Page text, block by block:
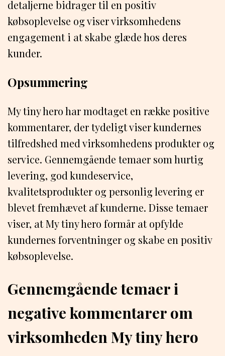
detaljerne bidrager til en positiv
købsoplevelse og viser virksomhedens
engagement i at skabe glæde hos deres
kunder.
Opsummering
My tiny hero har modtaget en række positive
kommentarer, der tydeligt viser kundernes
tilfredshed med virksomhedens produkter og
service. Gennemgående temaer som hurtig
levering, god kundeservice,
kvalitetsprodukter og personlig levering er
blevet fremhævet af kunderne. Disse temaer
viser, at My tiny hero formår at opfylde
kundernes forventninger og skabe en positiv
købsoplevelse.
Gennemgående temaer i
negative kommentarer om
virksomheden My tiny hero